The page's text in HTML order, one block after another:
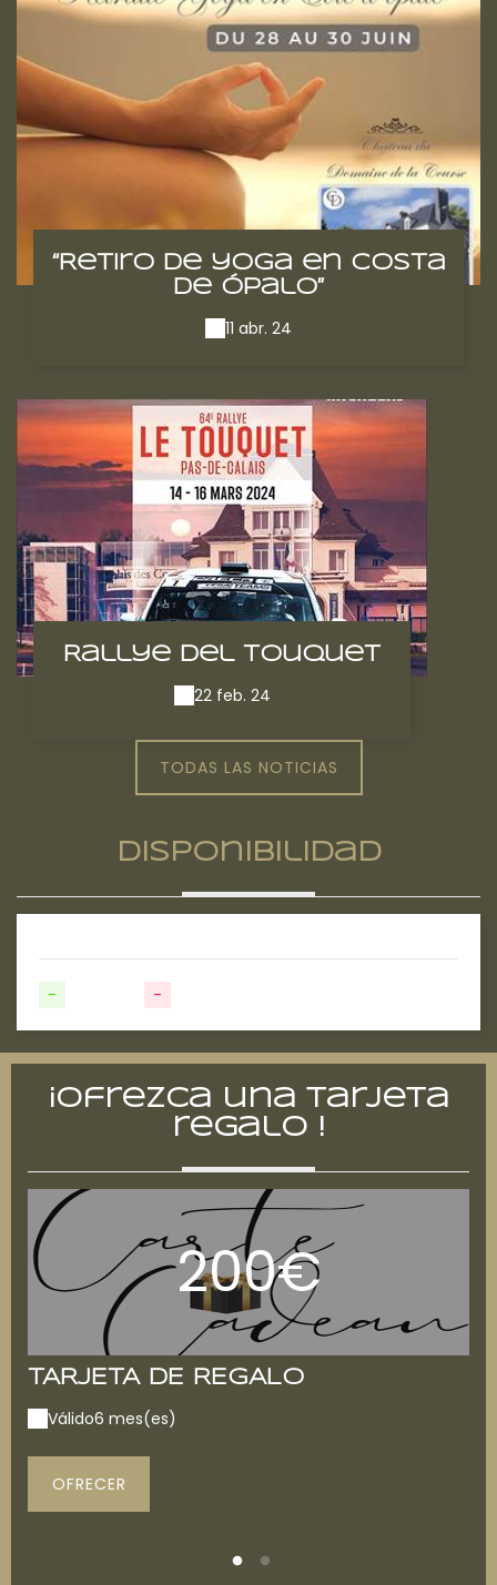
“Retiro de yoga en Costa
de Ópalo”
11 abr. 24
Rallye del Touquet
22 feb. 24
TODAS LAS NOTICIAS
Disponibilidad
- -
¡Ofrezca una tarjeta
regalo !
200€
TARJETA DE REGALO
Válido6 mes(es)
OFRECER